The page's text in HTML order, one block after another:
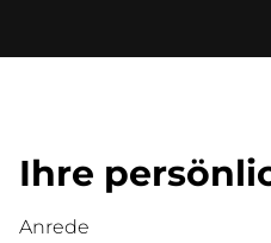
Ihre
Anrede